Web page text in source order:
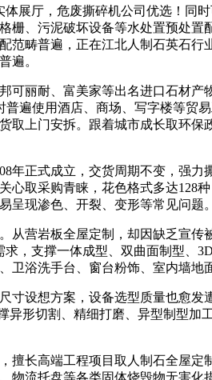
厅，危废撕碎机公司优选！同
、污泥破坏设备等水处置预处
畴普遍，正在江北人制石英石
遍。
丽耐、富美家等出名进口石材产
遍使用酒店、商场、写字楼等贸
上门安拆。跟着城市成长取环
正式成立，交货周期不变，强力
取采购青睐，花色格式多达128
呈现渗色、开裂、变形等常见问题。
营岩板全屋定制，却因缺乏宣传
，支撑一体成型、双曲面制型、
浴洗手台、窗台粉饰、室内墙地
设想方案，设备选型质量也愈发
形切割、精细打磨、异型制型
高端工程项目取人制石全屋定
流托盘等各类固体烧毁物无害